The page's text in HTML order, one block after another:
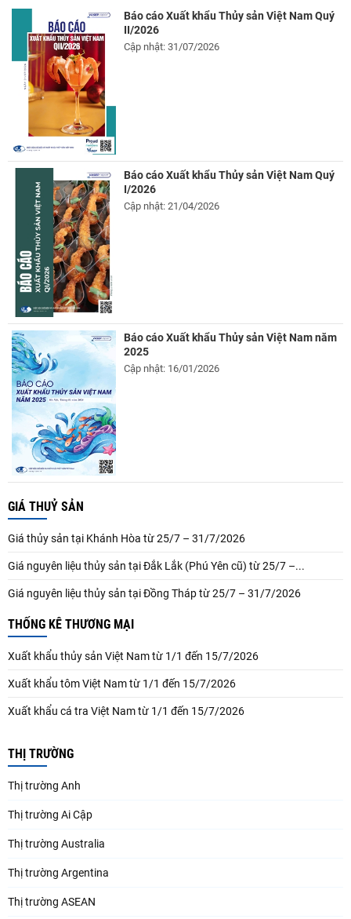
Báo cáo Xuất khẩu Thủy sản Việt Nam Quý
II/2026
Cập nhật: 31/07/2026
Báo cáo Xuất khẩu Thủy sản Việt Nam Quý
I/2026
Cập nhật: 21/04/2026
Báo cáo Xuất khẩu Thủy sản Việt Nam năm
2025
Cập nhật: 16/01/2026
GIÁ THUỶ SẢN
Giá thủy sản tại Khánh Hòa từ 25/7 – 31/7/2026
Giá nguyên liệu thủy sản tại Đắk Lắk (Phú Yên cũ) từ 25/7 –...
Giá nguyên liệu thủy sản tại Đồng Tháp từ 25/7 – 31/7/2026
THỐNG KÊ THƯƠNG MẠI
Xuất khẩu thủy sản Việt Nam từ 1/1 đến 15/7/2026
Xuất khẩu tôm Việt Nam từ 1/1 đến 15/7/2026
Xuất khẩu cá tra Việt Nam từ 1/1 đến 15/7/2026
THỊ TRƯỜNG
Thị trường Anh
Thị trường Ai Cập
Thị trường Australia
Thị trường Argentina
Thị trường ASEAN